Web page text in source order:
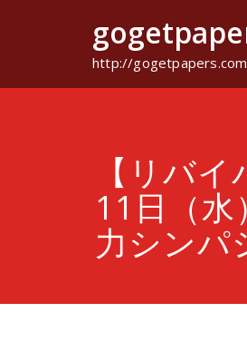
http://gogetpapers.com
【リバ
11日（水
力シンパ